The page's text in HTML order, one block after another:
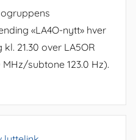
«LA4O-nytt» hver
21.30 over LA5OR
MHz/subtone 123.0 Hz).